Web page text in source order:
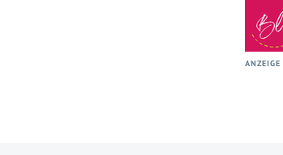
ANZEIGE